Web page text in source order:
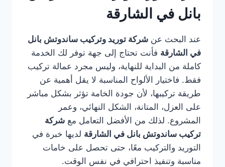
بانل في الشارقة
عند البحث عن شركة توريد وتركيب ساندوتش بانل
في الشارقة فأنت تحتاج إلى جهة توفر لك الخدمة
كاملة من البداية للنهاية، وليس مجرد عمالة تركيب
فقط. فاختيار الألواح المناسبة لا يقل أهمية عن
طريقة تركيبها، لأن جودة الخامة تؤثر بشكل مباشر
على العزل، المتانة، الشكل النهائي، وعمر
المشروع. لذلك من الأفضل التعامل مع شركة
تركيب ساندوتش بانل في الشارقة لديها خبرة في
التوريد والتركيب معًا، حتى تحصل على خامات
مناسبة وتنفيذ احترافي في نفس الوقت.